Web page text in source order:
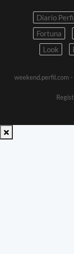
Diario
Fortuna
Look
weekend.perfil.com -